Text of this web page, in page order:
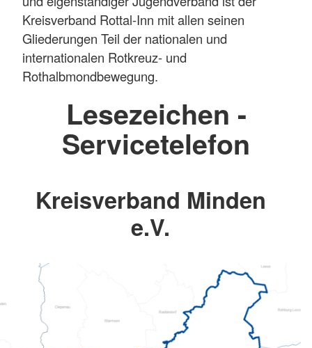
Kreisverband Rottal-Inn mit allen seinen
Gliederungen Teil der nationalen und
internationalen Rotkreuz- und
Rothalbmondbewegung.
Lesezeichen -
Servicetelefon
Kreisverband Minden
e.V.